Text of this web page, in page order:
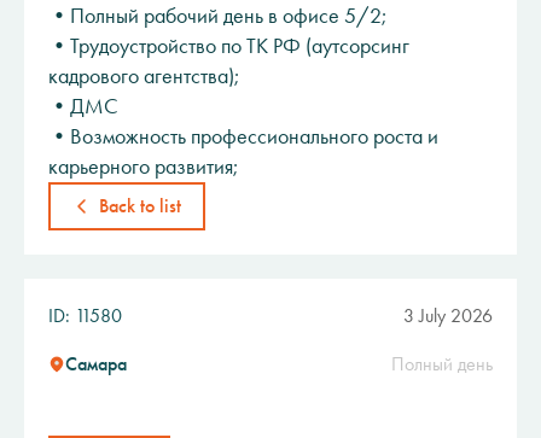
•Полный рабочий день в офисе 5/2;
•Трудоустройство по ТК РФ (аутсорсинг
кадрового агентства);
•ДМС
•Возможность профессионального роста и
карьерного развития;
Back to list
ID: 11580 3 July 2026
Самара Полный день